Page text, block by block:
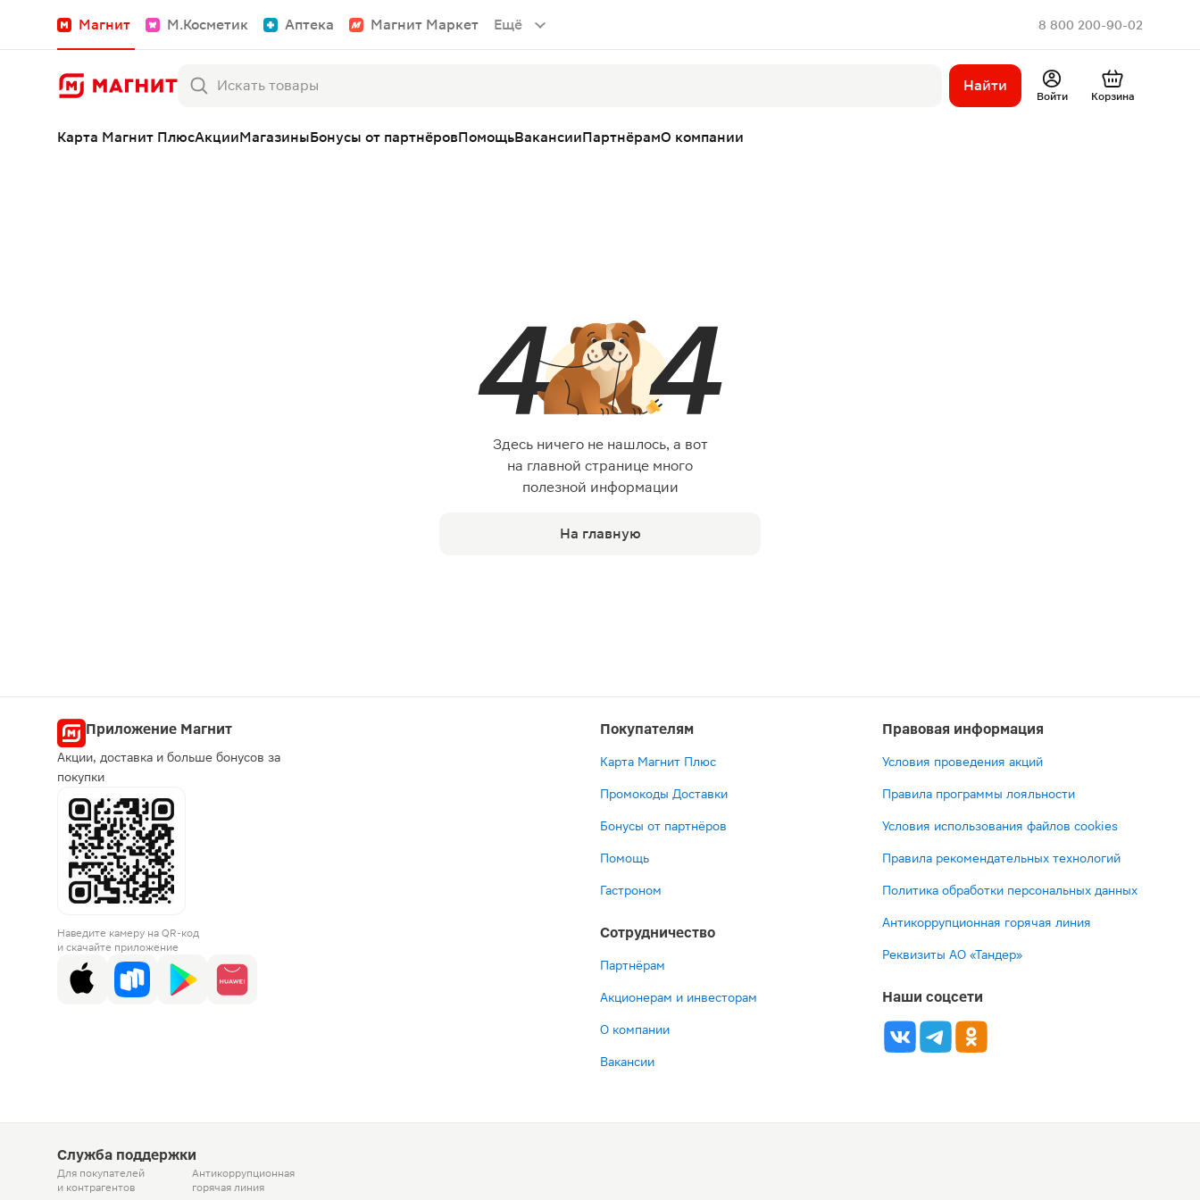
Магнит М.Косметик Аптека Магнит Маркет Ещё 8 800 200-90-02
Найти
Войти Корзина
Карта Магнит ПлюсАкцииМагазиныБонусы от партнёровПомощьВакансииПартнёрамО компании
Здесь ничего не нашлось, а вот
на главной странице много
полезной информации
На главную
Приложение Магнит
Акции, доставка и больше бонусов за
покупки
Наведите камеру на QR-код
и скачайте приложение
Покупателям
Карта Магнит Плюс
Промокоды Доставки
Бонусы от партнёров
Помощь
Гастроном
Сотрудничество
Партнёрам
Акционерам и инвесторам
О компании
Вакансии
Правовая информация
Условия проведения акций
Правила программы лояльности
Условия использования файлов cookies
Правила рекомендательных технологий
Политика обработки персональных данных
Антикоррупционная горячая линия
Реквизиты АО «Тандер»
Наши соцсети
Служба поддержки
Для покупателей
и контрагентов
Антикоррупционная
горячая линия